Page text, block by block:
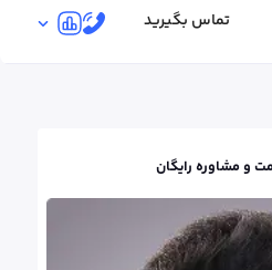
تماس بگیرید
و مشاوره رایگان